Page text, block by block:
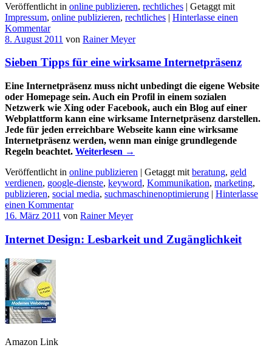
Veröffentlicht in online publizieren, rechtliches | Getaggt mit
Impressum, online publizieren, rechtliches | Hinterlasse einen
Kommentar
8. August 2011 von Rainer Meyer
Sieben Tipps für eine wirksame Internetpräsenz
Eine Internetpräsenz muss nicht unbedingt die eigene Website
oder Homepage sein. Auch ein Profil in einem sozialen
Netzwerk wie Xing oder Facebook, auch ein Blog auf einer
Webplattform kann eine wirksame Internetpräsenz darstellen.
Jede für jeden erreichbare Webseite kann eine wirksame
Internetpräsenz werden, wenn man einige grundlegende
Regeln beachtet. Weiterlesen →
Veröffentlicht in online publizieren | Getaggt mit beratung, geld
verdienen, google-dienste, keyword, Kommunikation, marketing,
publizieren, social media, suchmaschinenoptimierung | Hinterlasse
einen Kommentar
16. März 2011 von Rainer Meyer
Internet Design: Lesbarkeit und Zugänglichkeit
Amazon Link